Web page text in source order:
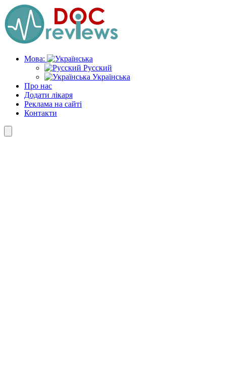
Skip
to
the
content
Мова:
Русский
Українська
Про нас
Додати лікаря
Реклама на сайті
Контакти